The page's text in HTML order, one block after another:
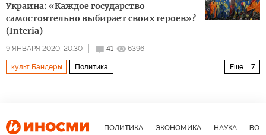
Украина: «Каждое государство
самостоятельно выбирает своих героев»?
(Interia)
9 ЯНВАРЯ 2020, 20:30 41 6396
Еще 7
культ Бандеры Политика
героизация ПОЛИТИКА ЭКОНОМИКА НАУКА